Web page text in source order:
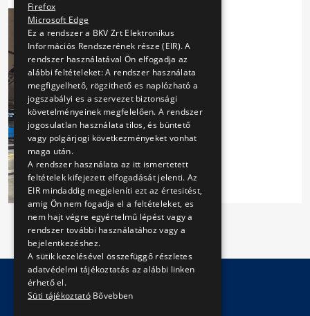
Firefox
Microsoft Edge
Ez a rendszer a BKV Zrt Elektronikus
Információs Rendszerének része (EIR). A
rendszer használatával Ön elfogadja az
alábbi feltételeket: A rendszer használata
megfigyelhető, rögzithető es naplózható a
jogszabályi es a szervezet biztonsági
követelményeinek megfelelően. A rendszer
jogosulatlan használata tilos, és büntető
vagy polgárjogi következményeket vonhat
maga után.
A rendszer használata az itt ismertetett
feltételek kifejezett elfogadását jelenti. Az
EIR mindaddig megjeleníti ezt az értesitést,
amig Ön nem fogadja el a feltételeket, es
nem hajt végre egyértelmű lépést vagy a
rendszer további használatához vagy a
bejelentkezéshez.
A sütik kezelésével összefüggő részletes
adatvédelmi tájékoztatás az alábbi linken
érhető el.
Süti tájékoztató Bővebben